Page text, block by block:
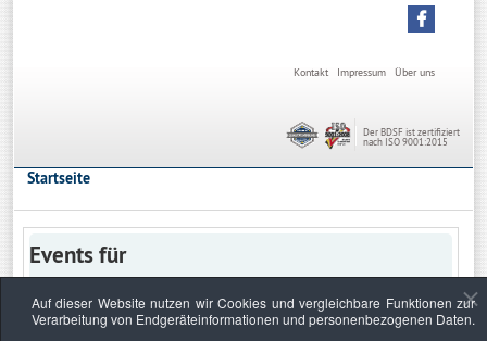
Über uns
Impressum
Kontakt
Der BDSF ist zertifiziert
nach ISO 9001:2015
Startseite
Events für
Auf dieser Website nutzen wir Cookies und vergleichbare Funktionen zur
Verarbeitung von Endgeräteinformationen und personenbezogenen Daten.